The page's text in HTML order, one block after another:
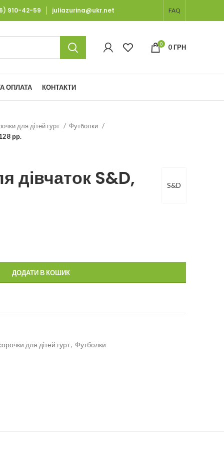
910-42-59 juliazurina@ukr.net FAQ
0 0ГРН
ОПЛАТА КОНТАКТИ
для дітей гурт
Футболки
рр.
S&D
дівчаток S&D,
ДОДАТИ В КОШИК
для дітей гурт, Футболки